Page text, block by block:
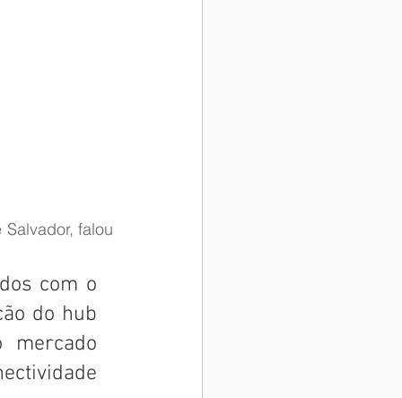
falou
com o
do hub
mercado